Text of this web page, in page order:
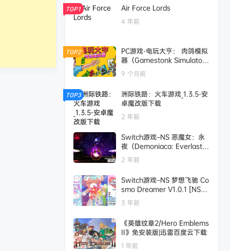
TOP1 Air Force Lords
4 年前
TOP2
PC游戏-电玩大亨： 肉鸽模拟
器（Gamestonk Simulator:
Gone Rogue）绿色版|百度云
迅雷下载
9 个月前
TOP3
洲际铁路：火车游戏_1.3.5-安
卓魔改版下载
2 年前
Switch游戏–NS 恶魔女：永
夜（Demoniaca: Everlastin
g Night）中文[NSP],百度云
下载
2 年前
Switch游戏–NS 梦想飞驰 Co
smo Dreamer V1.0.1 [NSP],
百度云下载
3 年前
《英雄纹章2/Hero Emblems
II》免安装版|迅雷百度云下载
1 年前